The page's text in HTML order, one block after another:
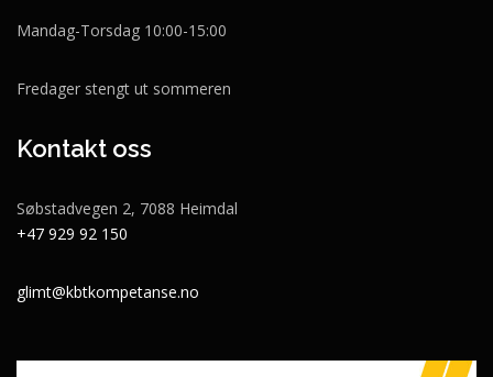
Mandag-Torsdag 10:00-15:00
Fredager stengt ut sommeren
Kontakt oss
Søbstadvegen 2, 7088 Heimdal
+47 929 92 150
glimt@kbtkompetanse.no